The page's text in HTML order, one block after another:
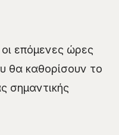
επόμενες ώρες
θα καθορίσουν το
σημαντικής